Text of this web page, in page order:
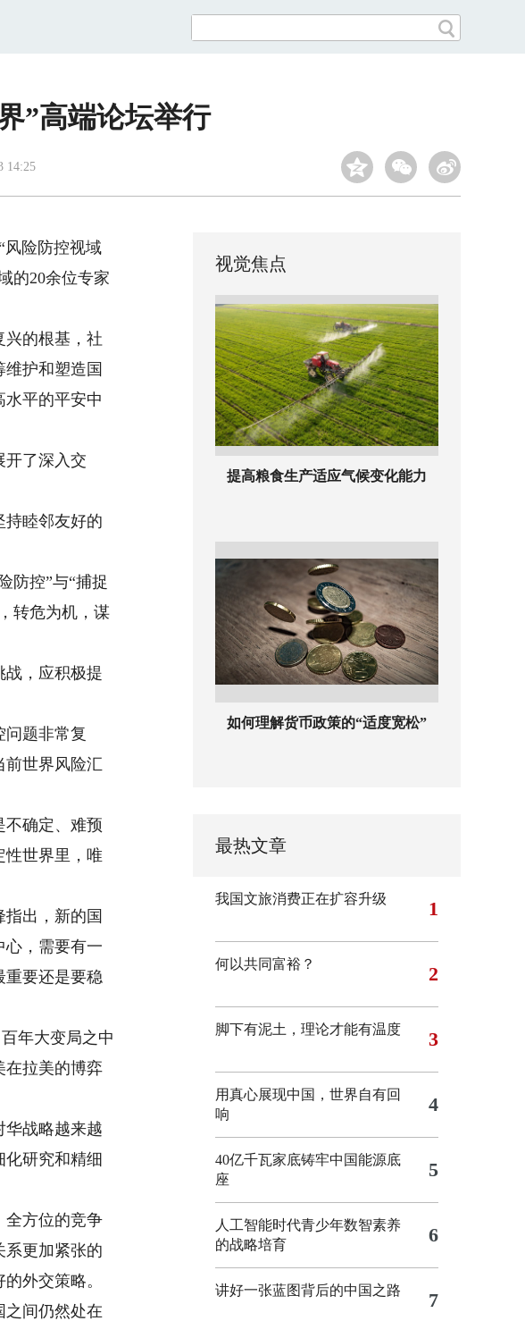
”高端论坛举行
14:25
险防控视域
的20余位专家
的根基，社
护和塑造国
平的平安中
了深入交
睦邻友好的
防控”与“捕捉
转危为机，谋
，应积极提
题非常复
前世界风险汇
确定、难预
性世界里，唯
出，新的国
心，需要有一
重要还是要稳
年大变局之中
在拉美的博弈
战略越来越
研究和精细
方位的竞争
系更加紧张的
外交策略。
间仍然处在
视觉焦点
提高粮食生产适应气候变化能力
如何理解货币政策的“适度宽松”
最热文章
我国文旅消费正在扩容升级 1
何以共同富裕？ 2
脚下有泥土，理论才能有温度 3
用真心展现中国，世界自有回
响
4
40亿千瓦家底铸牢中国能源底
座
5
人工智能时代青少年数智素养
的战略培育
6
讲好一张蓝图背后的中国之路 7